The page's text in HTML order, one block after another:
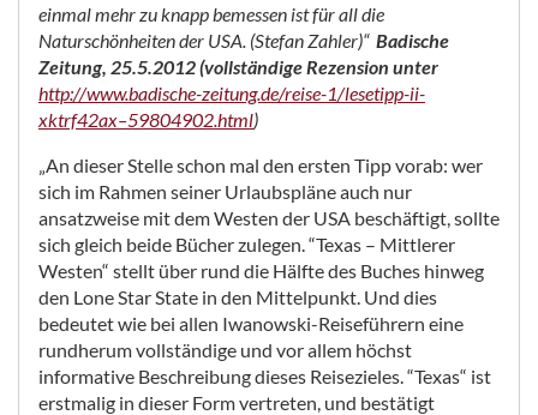
einmal mehr zu knapp bemessen ist für all die
Naturschönheiten der USA. (Stefan Zahler)“ Badische
Zeitung, 25.5.2012 (vollständige Rezension unter
http://www.badische-zeitung.de/reise-1/lesetipp-ii-
xktrf42ax–59804902.html)
„An dieser Stelle schon mal den ersten Tipp vorab: wer
sich im Rahmen seiner Urlaubspläne auch nur
ansatzweise mit dem Westen der USA beschäftigt, sollte
sich gleich beide Bücher zulegen. “Texas – Mittlerer
Westen“ stellt über rund die Hälfte des Buches hinweg
den Lone Star State in den Mittelpunkt. Und dies
bedeutet wie bei allen Iwanowski-Reiseführern eine
rundherum vollständige und vor allem höchst
informative Beschreibung dieses Reisezieles. “Texas“ ist
erstmalig in dieser Form vertreten, und bestätigt